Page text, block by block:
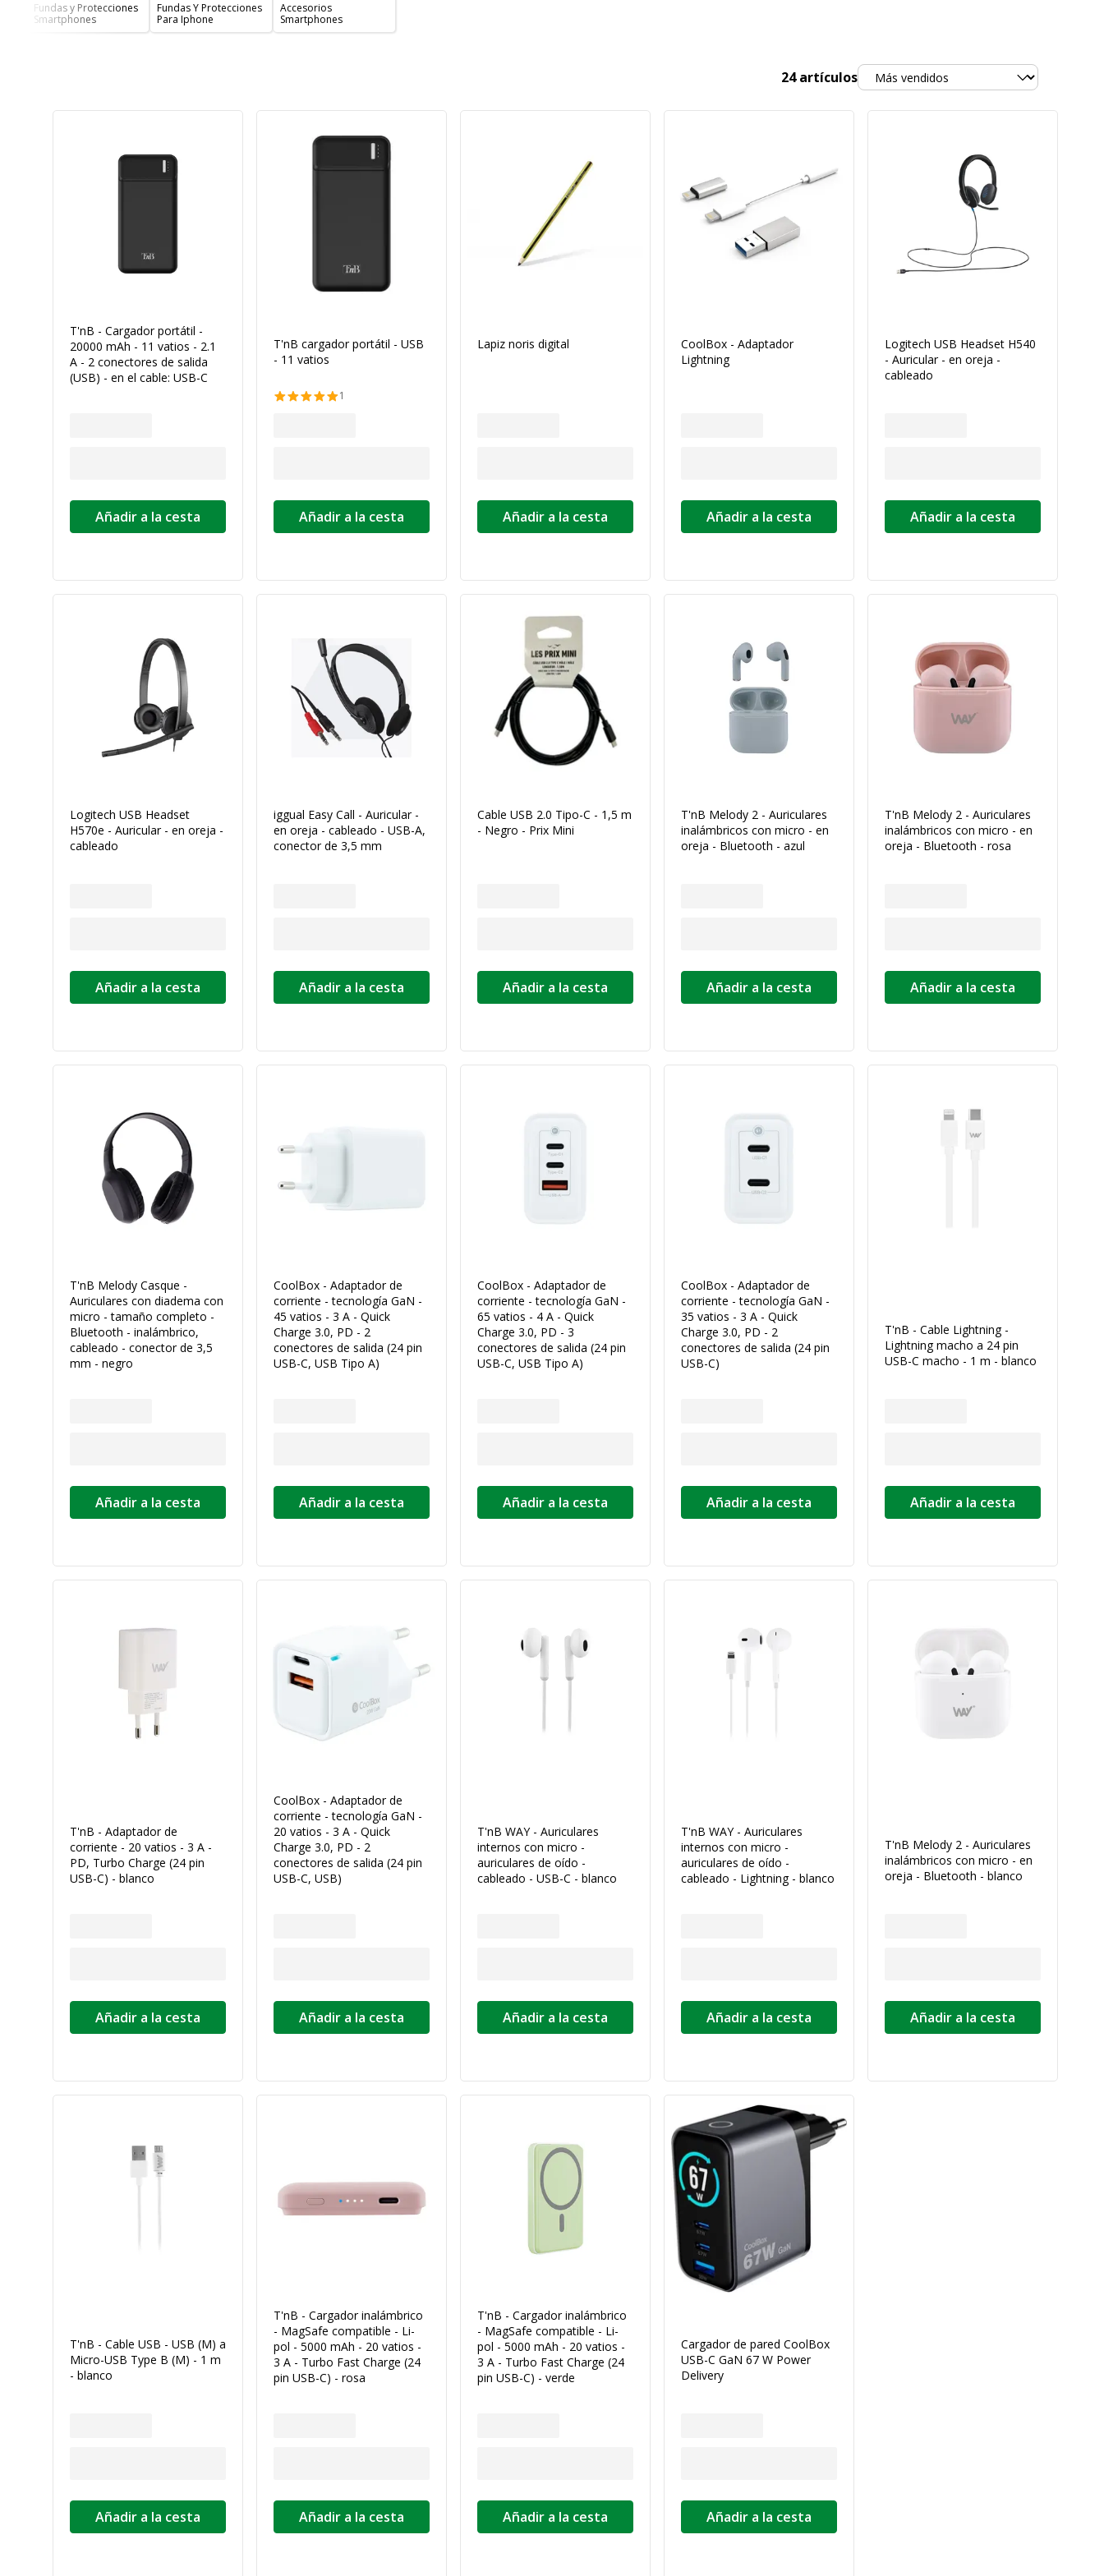
Fundas y Protecciones
Smartphones
Fundas Y Protecciones
Para Iphone
Accesorios
Smartphones
24 artículosOrdenar
T'nB - Cargador portátil -
20000 mAh - 11 vatios - 2.1
A - 2 conectores de salida
(USB) - en el cable: USB-C
Añadir a la cesta
T'nB cargador portátil - USB
- 11 vatios
1
Añadir a la cesta
Lapiz noris digital
Añadir a la cesta
CoolBox - Adaptador
Lightning
Añadir a la cesta
Logitech USB Headset H540
- Auricular - en oreja -
cableado
Añadir a la cesta
Logitech USB Headset
H570e - Auricular - en oreja -
cableado
Añadir a la cesta
iggual Easy Call - Auricular -
en oreja - cableado - USB-A,
conector de 3,5 mm
Añadir a la cesta
Cable USB 2.0 Tipo-C - 1,5 m
- Negro - Prix Mini
Añadir a la cesta
T'nB Melody 2 - Auriculares
inalámbricos con micro - en
oreja - Bluetooth - azul
Añadir a la cesta
T'nB Melody 2 - Auriculares
inalámbricos con micro - en
oreja - Bluetooth - rosa
Añadir a la cesta
T'nB Melody Casque -
Auriculares con diadema con
micro - tamaño completo -
Bluetooth - inalámbrico,
cableado - conector de 3,5
mm - negro
Añadir a la cesta
CoolBox - Adaptador de
corriente - tecnología GaN -
45 vatios - 3 A - Quick
Charge 3.0, PD - 2
conectores de salida (24 pin
USB-C, USB Tipo A)
Añadir a la cesta
CoolBox - Adaptador de
corriente - tecnología GaN -
65 vatios - 4 A - Quick
Charge 3.0, PD - 3
conectores de salida (24 pin
USB-C, USB Tipo A)
Añadir a la cesta
CoolBox - Adaptador de
corriente - tecnología GaN -
35 vatios - 3 A - Quick
Charge 3.0, PD - 2
conectores de salida (24 pin
USB-C)
Añadir a la cesta
T'nB - Cable Lightning -
Lightning macho a 24 pin
USB-C macho - 1 m - blanco
Añadir a la cesta
T'nB - Adaptador de
corriente - 20 vatios - 3 A -
PD, Turbo Charge (24 pin
USB-C) - blanco
Añadir a la cesta
CoolBox - Adaptador de
corriente - tecnología GaN -
20 vatios - 3 A - Quick
Charge 3.0, PD - 2
conectores de salida (24 pin
USB-C, USB)
Añadir a la cesta
T'nB WAY - Auriculares
internos con micro -
auriculares de oído -
cableado - USB-C - blanco
Añadir a la cesta
T'nB WAY - Auriculares
internos con micro -
auriculares de oído -
cableado - Lightning - blanco
Añadir a la cesta
T'nB Melody 2 - Auriculares
inalámbricos con micro - en
oreja - Bluetooth - blanco
Añadir a la cesta
T'nB - Cable USB - USB (M) a
Micro-USB Type B (M) - 1 m
- blanco
Añadir a la cesta
T'nB - Cargador inalámbrico
- MagSafe compatible - Li-
pol - 5000 mAh - 20 vatios -
3 A - Turbo Fast Charge (24
pin USB-C) - rosa
Añadir a la cesta
T'nB - Cargador inalámbrico
- MagSafe compatible - Li-
pol - 5000 mAh - 20 vatios -
3 A - Turbo Fast Charge (24
pin USB-C) - verde
Añadir a la cesta
Cargador de pared CoolBox
USB-C GaN 67 W Power
Delivery
Añadir a la cesta